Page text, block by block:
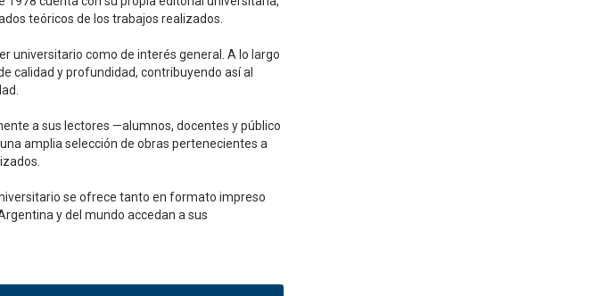
teóricos de los trabajos realizados.
universitario como de interés general. A lo largo
calidad y profundidad, contribuyendo así al
a sus lectores —alumnos, docentes y público
amplia selección de obras pertenecientes a
se ofrece tanto en formato impreso
y del mundo accedan a sus